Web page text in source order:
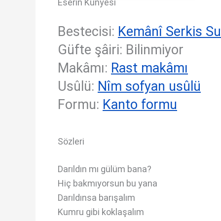
Eserin Künyesi
Bestecisi: Kemânî Serkis
Güfte şâiri: Bilinmiyor
Makâmı: Rast makâmı
Usûlü: Nîm sofyan usûlü
Formu: Kanto formu
Sözleri
Darıldın mı gülüm bana?
Hiç bakmıyorsun bu yana
Darıldınsa barışalım
Kumru gibi koklaşalım